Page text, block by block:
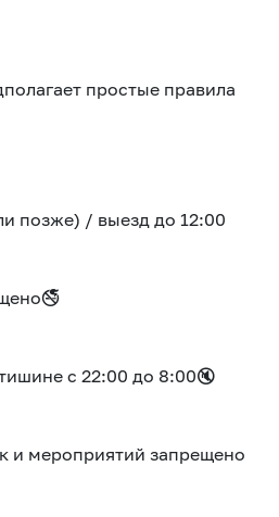
простые правила
позже) / выезд до 12:00
с 22:00 до 8:00🔇
и мероприятий запрещено